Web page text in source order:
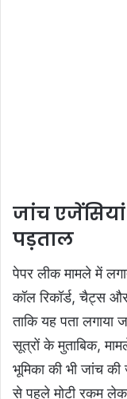
जांच
पड़ताल
पेपर लीक मामले में
कॉल रिकॉर्ड, चैट्स
ताकि यह पता
सूत्रों के मुताबिक,
भूमिका की भी जांच की
से पहले मोटी रकम